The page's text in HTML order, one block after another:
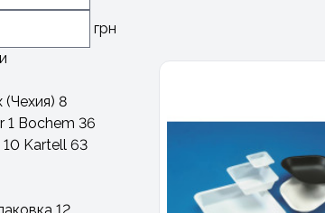
грн
(Чехия) 8
1 Bochem 36
10 Kartell 63